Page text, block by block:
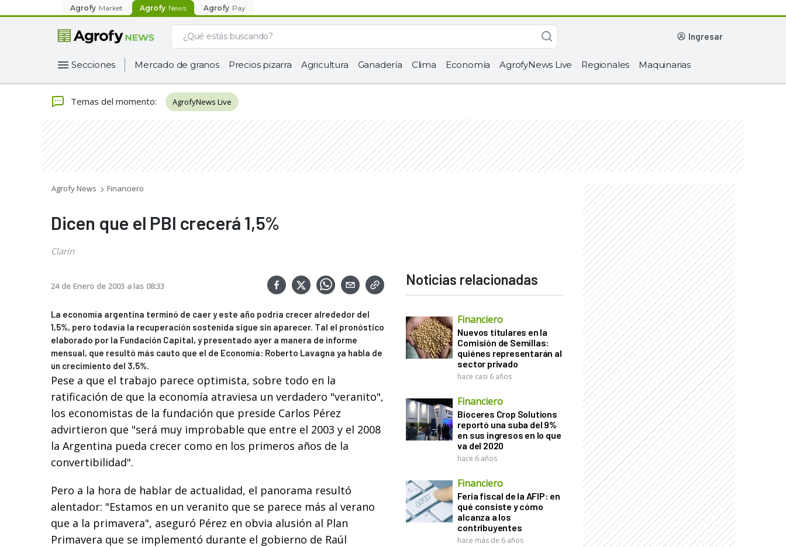
Agrofy Market Agrofy News Agrofy Pay
ingresar
Secciones Mercado de granos Precios pizarra Agricultura Ganadería Clima Economía AgrofyNews Live Regionales Maquinarias
Temas del momento: AgrofyNews Live
Agrofy News Financiero
Dicen que el PBI crecerá 1,5%
Clarin
24 de Enero de 2003 a las 08:33
La economía argentina terminó de caer y este año podría crecer alrededor del
1,5%, pero todavía la recuperación sostenida sigue sin aparecer. Tal el pronóstico
elaborado por la Fundación Capital, y presentado ayer a manera de informe
mensual, que resultó más cauto que el de Economía: Roberto Lavagna ya habla de
un crecimiento del 3,5%.
Pese a que el trabajo parece optimista, sobre todo en la
ratificación de que la economía atraviesa un verdadero "veranito",
los economistas de la fundación que preside Carlos Pérez
advirtieron que "será muy improbable que entre el 2003 y el 2008
la Argentina pueda crecer como en los primeros años de la
convertibilidad".
Pero a la hora de hablar de actualidad, el panorama resultó
alentador: "Estamos en un veranito que se parece más al verano
que a la primavera", aseguró Pérez en obvia alusión al Plan
Primavera que se implementó durante el gobierno de Raúl
Noticias relacionadas
Financiero
Nuevos titulares en la
Comisión de Semillas:
quiénes representarán al
sector privado
hace casi 6 años
Financiero
Bioceres Crop Solutions
reportó una suba del 9%
en sus ingresos en lo que
va del 2020
hace 6 años
Financiero
Feria fiscal de la AFIP: en
qué consiste y cómo
alcanza a los
contribuyentes
hace más de 6 años